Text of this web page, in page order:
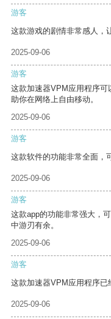
游客
这款游戏的剧情非常感人，
2025-09-06
游客
这款加速器VPM应用程序
助你在网络上自由移动。
2025-09-06
游客
这款软件的功能非常全面，
2025-09-06
游客
这款app的功能非常强大，
中游刃有余。
2025-09-06
游客
这款加速器VPM应用程序已
2025-09-06